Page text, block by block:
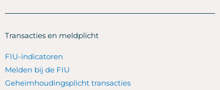
Transacties en meldplicht
FIU-indicatoren
Melden bij de FIU
Geheimhoudingsplicht transacties